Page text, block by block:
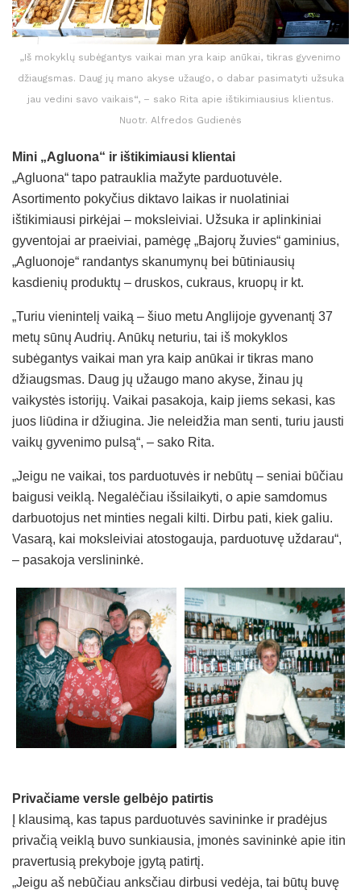
„Iš mokyklų subėgantys vaikai man yra kaip anūkai, tikras gyvenimo
džiaugsmas. Daug jų mano akyse užaugo, o dabar pasimatyti užsuka
jau vedini savo vaikais“, – sako Rita apie ištikimiausius klientus.
Nuotr. Alfredos Gudienės
Mini „Agluona“ ir ištikimiausi klientai
„Agluona“ tapo patrauklia mažyte parduotuvėle.
Asortimento pokyčius diktavo laikas ir nuolatiniai
ištikimiausi pirkėjai – moksleiviai. Užsuka ir aplinkiniai
gyventojai ar praeiviai, pamėgę „Bajorų žuvies“ gaminius,
„Agluonoje“ randantys skanumynų bei būtiniausių
kasdienių produktų – druskos, cukraus, kruopų ir kt.
„Turiu vienintelį vaiką – šiuo metu Anglijoje gyvenantį 37
metų sūnų Audrių. Anūkų neturiu, tai iš mokyklos
subėgantys vaikai man yra kaip anūkai ir tikras mano
džiaugsmas. Daug jų užaugo mano akyse, žinau jų
vaikystės istorijų. Vaikai pasakoja, kaip jiems sekasi, kas
juos liūdina ir džiugina. Jie neleidžia man senti, turiu jausti
vaikų gyvenimo pulsą“, – sako Rita.
„Jeigu ne vaikai, tos parduotuvės ir nebūtų – seniai būčiau
baigusi veiklą. Negalėčiau išsilaikyti, o apie samdomus
darbuotojus net minties negali kilti. Dirbu pati, kiek galiu.
Vasarą, kai moksleiviai atostogauja, parduotuvę uždarau“,
– pasakoja verslininkė.
Privačiame versle gelbėjo patirtis
Į klausimą, kas tapus parduotuvės savininke ir pradėjus
privačią veiklą buvo sunkiausia, įmonės savininkė apie itin
pravertusią prekyboje įgytą patirtį.
„Jeigu aš nebūčiau anksčiau dirbusi vedėja, tai būtų buvę